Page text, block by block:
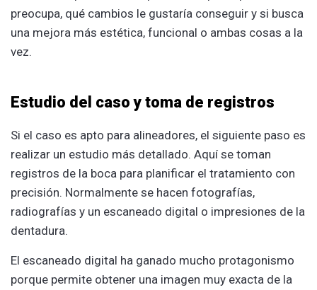
preocupa, qué cambios le gustaría conseguir y si busca
una mejora más estética, funcional o ambas cosas a la
vez.
Estudio del caso y toma de registros
Si el caso es apto para alineadores, el siguiente paso es
realizar un estudio más detallado. Aquí se toman
registros de la boca para planificar el tratamiento con
precisión. Normalmente se hacen fotografías,
radiografías y un escaneado digital o impresiones de la
dentadura.
El escaneado digital ha ganado mucho protagonismo
porque permite obtener una imagen muy exacta de la